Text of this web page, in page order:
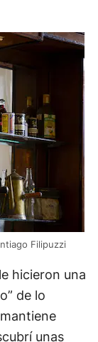
Filipuzzi
hicieron una
de lo
unas